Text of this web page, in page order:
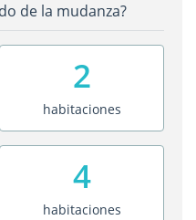
de la mudanza?
2
habitaciones
4
habitaciones